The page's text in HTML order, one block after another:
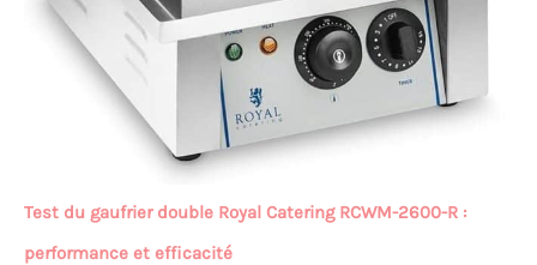
Test du gaufrier double Royal Catering RCWM-2600-R :
performance et efficacité